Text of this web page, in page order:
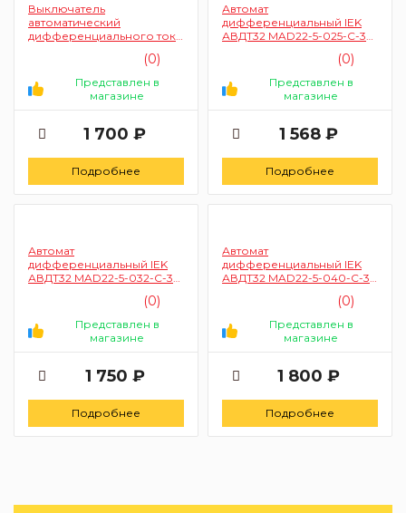
Выключатель
автоматический
дифференциального тока
30 2п (1P+N) C 16А 30мА тип
(0)
Представлен в
магазине
1 700 ₽
Подробнее
Автомат
дифференциальный IEK
АВДТ32 MAD22-5-025-C-30
(0)
Представлен в
магазине
1 568 ₽
Подробнее
Автомат
дифференциальный IEK
АВДТ32 MAD22-5-032-C-30
(0)
Представлен в
магазине
1 750 ₽
Подробнее
Автомат
дифференциальный IEK
АВДТ32 MAD22-5-040-C-30
(0)
Представлен в
магазине
1 800 ₽
Подробнее